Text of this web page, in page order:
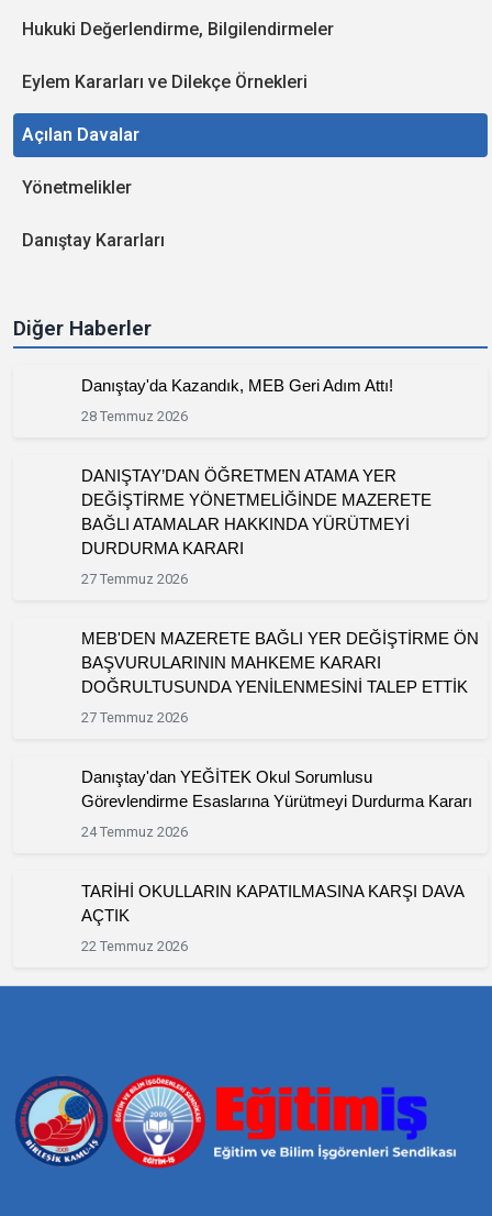
Hukuki Değerlendirme, Bilgilendirmeler
Eylem Kararları ve Dilekçe Örnekleri
Açılan Davalar
Yönetmelikler
Danıştay Kararları
Diğer Haberler
Danıştay'da Kazandık, MEB Geri Adım Attı!
28 Temmuz 2026
DANIŞTAY’DAN ÖĞRETMEN ATAMA YER
DEĞİŞTİRME YÖNETMELİĞİNDE MAZERETE
BAĞLI ATAMALAR HAKKINDA YÜRÜTMEYİ
DURDURMA KARARI
27 Temmuz 2026
MEB'DEN MAZERETE BAĞLI YER DEĞİŞTİRME ÖN
BAŞVURULARININ MAHKEME KARARI
DOĞRULTUSUNDA YENİLENMESİNİ TALEP ETTİK
27 Temmuz 2026
Danıştay'dan YEĞİTEK Okul Sorumlusu
Görevlendirme Esaslarına Yürütmeyi Durdurma Kararı
24 Temmuz 2026
TARİHİ OKULLARIN KAPATILMASINA KARŞI DAVA
AÇTIK
22 Temmuz 2026